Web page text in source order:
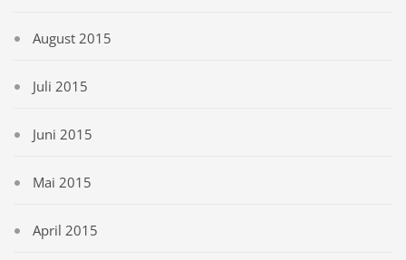
August 2015
Juli 2015
Juni 2015
Mai 2015
April 2015